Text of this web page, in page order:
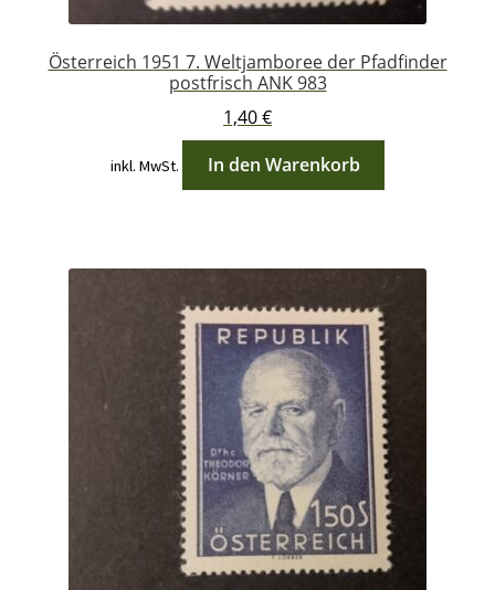
Österreich 1951 7. Weltjamboree der Pfadfinder
postfrisch ANK 983
1,40€
inkl. MwSt. In den Warenkorb